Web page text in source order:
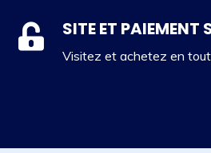
SITE ET PAIEMENT
Visitez et achetez en